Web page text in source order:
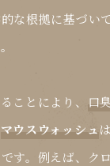
な根拠に基づい
ことにより、 口
マウスウォッシュ
す。例えば、ク